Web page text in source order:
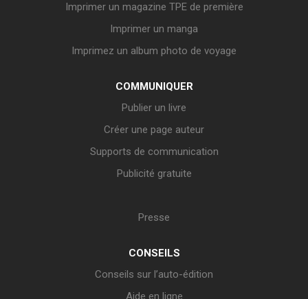
Imprimer un magazine TPE de première
Imprimer un manga
Imprimez un album photo de voyage
COMMUNIQUER
Publier un livre
Créer une page auteur
Supports de communication
Publicité gratuite
Presse
CONSEILS
Conseils sur l’auto-édition
Aide en ligne